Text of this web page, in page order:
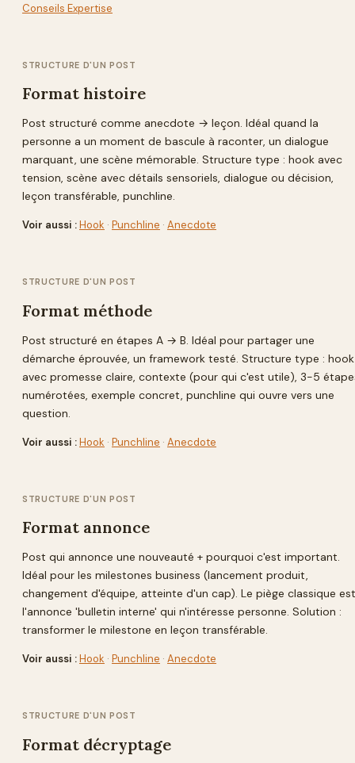
Conseils Expertise
STRUCTURE D'UN POST
Format histoire
Post structuré comme anecdote → leçon. Idéal quand la
personne a un moment de bascule à raconter, un dialogue
marquant, une scène mémorable. Structure type : hook avec
tension, scène avec détails sensoriels, dialogue ou décision,
leçon transférable, punchline.
Voir aussi :Hook · Punchline · Anecdote
STRUCTURE D'UN POST
Format méthode
Post structuré en étapes A → B. Idéal pour partager une
démarche éprouvée, un framework testé. Structure type : hook
avec promesse claire, contexte (pour qui c'est utile), 3-5
numérotées, exemple concret, punchline qui ouvre vers une
question.
Voir aussi :Hook · Punchline · Anecdote
STRUCTURE D'UN POST
Format annonce
Post qui annonce une nouveauté + pourquoi c'est important.
Idéal pour les milestones business (lancement produit,
changement d'équipe, atteinte d'un cap). Le piège classique est
l'annonce 'bulletin interne' qui n'intéresse personne. Solution :
transformer le milestone en leçon transférable.
Voir aussi :Hook · Punchline · Anecdote
STRUCTURE D'UN POST
Format décryptage